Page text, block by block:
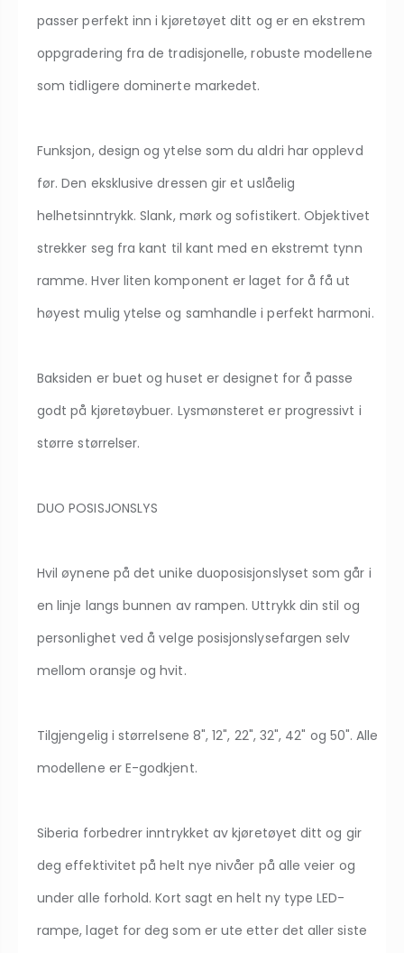
passer perfekt inn i kjøretøyet ditt og er en ekstrem
oppgradering fra de tradisjonelle, robuste modellene
som tidligere dominerte markedet.
Funksjon, design og ytelse som du aldri har opplevd
før. Den eksklusive dressen gir et uslåelig
helhetsinntrykk. Slank, mørk og sofistikert. Objektivet
strekker seg fra kant til kant med en ekstremt tynn
ramme. Hver liten komponent er laget for å få ut
høyest mulig ytelse og samhandle i perfekt harmoni.
Baksiden er buet og huset er designet for å passe
godt på kjøretøybuer. Lysmønsteret er progressivt i
større størrelser.
DUO POSISJONSLYS
Hvil øynene på det unike duoposisjonslyset som går i
en linje langs bunnen av rampen. Uttrykk din stil og
personlighet ved å velge posisjonslysefargen selv
mellom oransje og hvit.
Tilgjengelig i størrelsene 8", 12", 22", 32", 42" og 50". Alle
modellene er E-godkjent.
Siberia forbedrer inntrykket av kjøretøyet ditt og gir
deg effektivitet på helt nye nivåer på alle veier og
under alle forhold. Kort sagt en helt ny type LED-
rampe, laget for deg som er ute etter det aller siste